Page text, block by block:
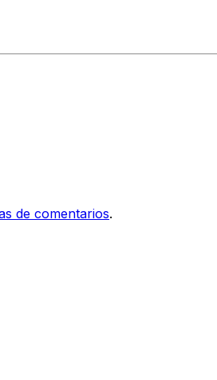
de comentarios.